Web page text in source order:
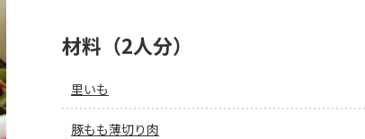
材料（2人分）
里いも
豚もも薄切り肉